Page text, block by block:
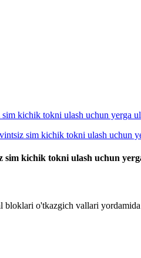
kichik tokni ulash uchun
bloklari o'tkazgich vallari